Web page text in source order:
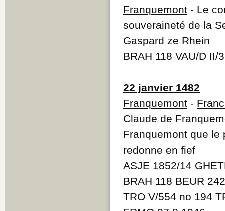
Franquemont - Le
souveraineté de la
Gaspard ze Rhein
BRAH 118 VAU/D II/
22 janvier 1482
Franquemont -
Claude de
Franquemont que le
redonne en fief
ASJE 1852/14
BRAH 118 BEUR
TRO V/554 no 194